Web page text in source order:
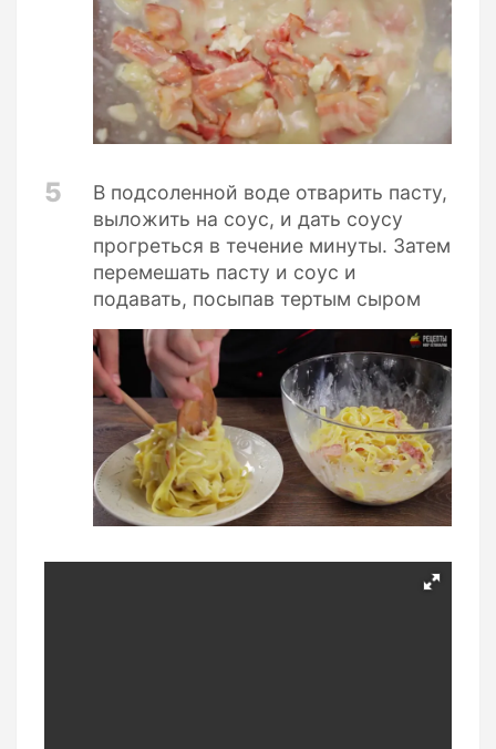
5
В подсоленной воде отварить пасту,
выложить на соус, и дать соусу
прогреться в течение минуты. Затем
перемешать пасту и соус и
подавать, посыпав тертым сыром